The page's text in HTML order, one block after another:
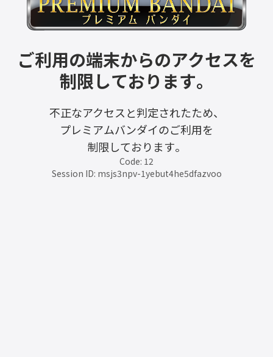
ご利用の端末からのアクセスを
制限しております。
不正なアクセスと判定されたため、
プレミアムバンダイのご利用を
制限しております。
Code: 12
Session ID: msjs3npv-1yebut4he5dfazvoo